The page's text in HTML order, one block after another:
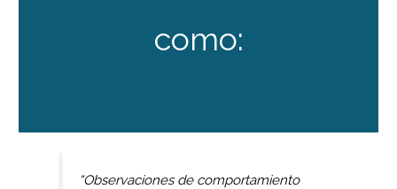
como:
“Observaciones de comportamiento